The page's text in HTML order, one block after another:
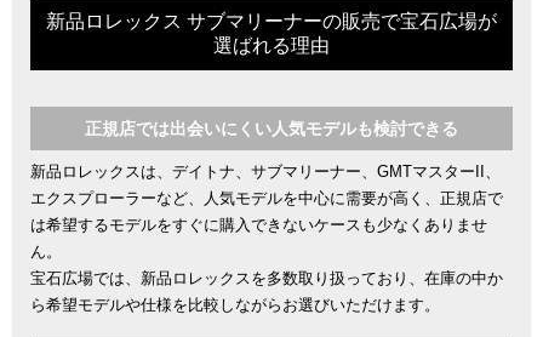
新品ロレックス サブマリーナーの販売で宝石広場が
選ばれる理由
正規店では出会いにくい人気モデルも検討できる
新品ロレックスは、デイトナ、サブマリーナー、GMTマスターII、
エクスプローラーなど、人気モデルを中心に需要が高く、正規店で
は希望するモデルをすぐに購入できないケースも少なくありませ
ん。
宝石広場では、新品ロレックスを多数取り扱っており、在庫の中か
ら希望モデルや仕様を比較しながらお選びいただけます。